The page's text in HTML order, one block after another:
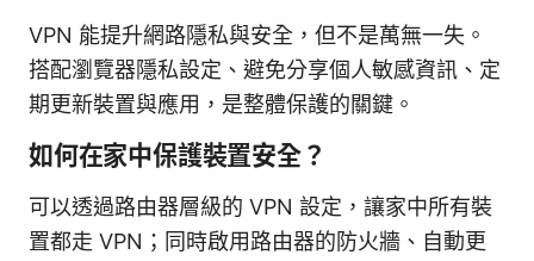
VPN 能提升網路隱私與安全，但不是萬無一失。
搭配瀏覽器隱私設定、避免分享個人敏感資訊、定
期更新裝置與應用，是整體保護的關鍵。
如何在家中保護裝置安全？
可以透過路由器層級的 VPN 設定，讓家中所有裝
置都走 VPN；同時啟用路由器的防火牆、自動更